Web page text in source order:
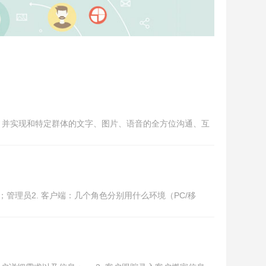
实现和特定群体的文字、图片、语音的全方位沟通、互
理员2. 客户端：几个角色分别用什么环境（PC/移